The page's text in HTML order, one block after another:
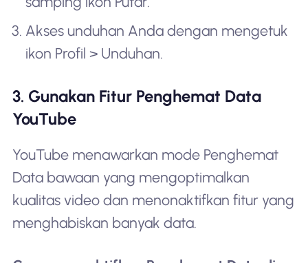
Akses unduhan Anda dengan mengetuk
ikon Profil > Unduhan.
3. Gunakan Fitur Penghemat Data
YouTube
YouTube menawarkan mode Penghemat
Data bawaan yang mengoptimalkan
kualitas video dan menonaktifkan fitur yang
menghabiskan banyak data.